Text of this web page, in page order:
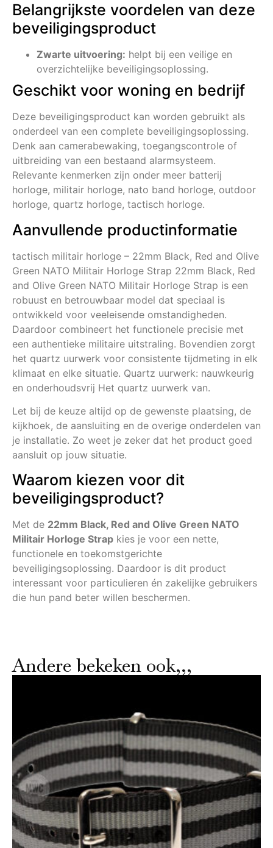
Belangrijkste voordelen van deze
beveiligingsproduct
Zwarte uitvoering: helpt bij een veilige en
overzichtelijke beveiligingsoplossing.
Geschikt voor woning en bedrijf
Deze beveiligingsproduct kan worden gebruikt als
onderdeel van een complete beveiligingsoplossing.
Denk aan camerabewaking, toegangscontrole of
uitbreiding van een bestaand alarmsysteem.
Relevante kenmerken zijn onder meer batterij
horloge, militair horloge, nato band horloge, outdoor
horloge, quartz horloge, tactisch horloge.
Aanvullende productinformatie
tactisch militair horloge – 22mm Black, Red and Olive
Green NATO Militair Horloge Strap 22mm Black, Red
and Olive Green NATO Militair Horloge Strap is een
robuust en betrouwbaar model dat speciaal is
ontwikkeld voor veeleisende omstandigheden.
Daardoor combineert het functionele precisie met
een authentieke militaire uitstraling. Bovendien zorgt
het quartz uurwerk voor consistente tijdmeting in elk
klimaat en elke situatie. Quartz uurwerk: nauwkeurig
en onderhoudsvrij Het quartz uurwerk van.
Let bij de keuze altijd op de gewenste plaatsing, de
kijkhoek, de aansluiting en de overige onderdelen van
je installatie. Zo weet je zeker dat het product goed
aansluit op jouw situatie.
Waarom kiezen voor dit
beveiligingsproduct?
Met de 22mm Black, Red and Olive Green NATO
Militair Horloge Strap kies je voor een nette,
functionele en toekomstgerichte
beveiligingsoplossing. Daardoor is dit product
interessant voor particulieren én zakelijke gebruikers
die hun pand beter willen beschermen.
Andere bekeken ook,,,